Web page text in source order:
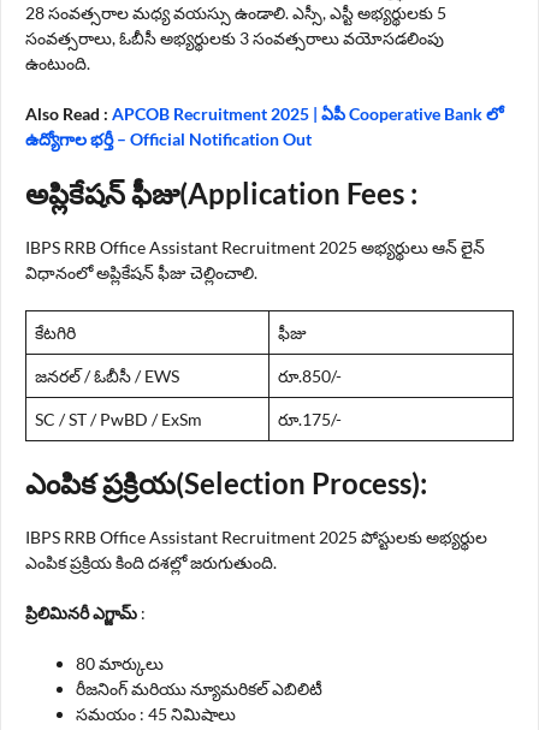
28 సంవత్సరాల మధ్య వయస్సు ఉండాలి. ఎస్సీ, ఎస్టీ అభ్యర్థులకు 5
సంవత్సరాలు, ఓబీసీ అభ్యర్థులకు 3 సంవత్సరాలు వయోసడలింపు
ఉంటుంది.
Also Read : APCOB Recruitment 2025 | ఏపీ Cooperative Bank లో
ఉద్యోగాల భర్తీ – Official Notification Out
అప్లికేషన్ ఫీజు(Application Fees :
IBPS RRB Office Assistant Recruitment 2025 అభ్యర్థులు ఆన్ లైన్
విధానంలో అప్లికేషన్ ఫీజు చెల్లించాలి.
కేటగిరి ఫీజు
జనరల్ / ఓబీసీ / EWS రూ.850/-
SC / ST / PwBD / ExSm రూ.175/-
ఎంపిక ప్రక్రియ(Selection Process):
IBPS RRB Office Assistant Recruitment 2025 పోస్టులకు అభ్యర్థుల
ఎంపిక ప్రక్రియ కింది దశల్లో జరుగుతుంది.
ప్రిలిమినరీ ఎగ్జామ్ :
80 మార్కులు
రీజనింగ్ మరియు న్యూమరికల్ ఎబిలిటీ
సమయం : 45 నిమిషాలు